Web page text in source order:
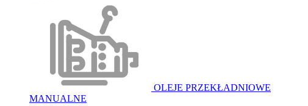
OLEJE PRZEKŁADNIOWE
MANUALNE